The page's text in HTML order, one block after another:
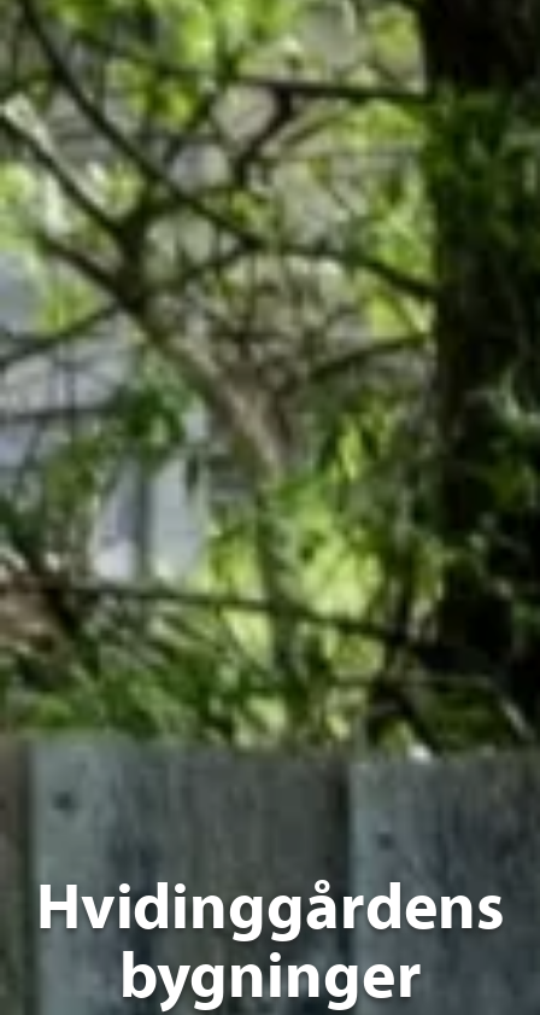
Hvidinggårdens
bygninger